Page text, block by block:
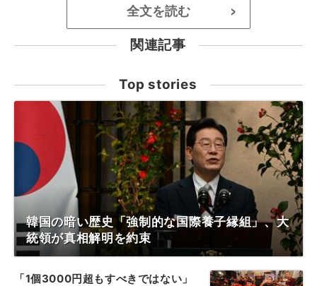
全文を読む >
関連記事
Top stories
韓国の暗い歴史「強制的な国際養子縁組」、大
統領が真相解明を約束
「1個3000円超もすべきではない」